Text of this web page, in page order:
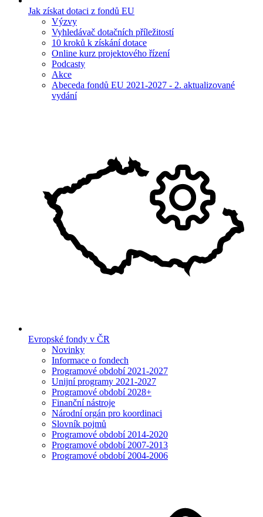
Jak získat dotaci z fondů EU
Výzvy
Vyhledávač dotačních příležitostí
10 kroků k získání dotace
Online kurz projektového řízení
Podcasty
Akce
Abeceda fondů EU 2021-2027 - 2. aktualizované
vydání
Evropské fondy v ČR
Novinky
Informace o fondech
Programové období 2021-2027
Unijní programy 2021-2027
Programové období 2028+
Finanční nástroje
Národní orgán pro koordinaci
Slovník pojmů
Programové období 2014-2020
Programové období 2007-2013
Programové období 2004-2006